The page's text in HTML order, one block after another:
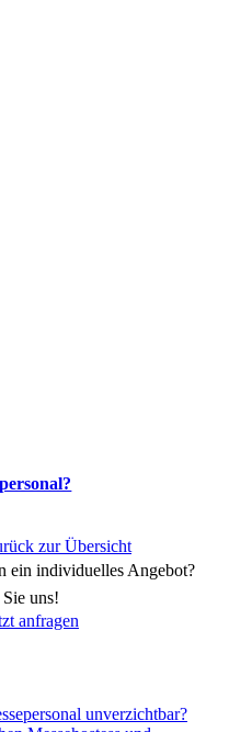
zur Übersicht
ein individuelles Angebot?
uns!
anfragen
unverzichtbar?